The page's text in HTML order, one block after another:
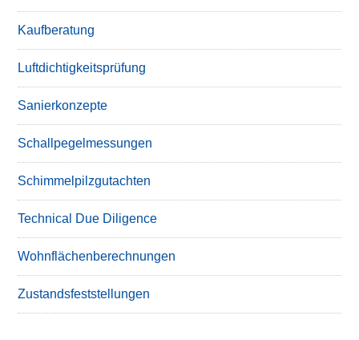
Kaufberatung
Luftdichtigkeitsprüfung
Sanierkonzepte
Schallpegelmessungen
Schimmelpilzgutachten
Technical Due Diligence
Wohnflächenberechnungen
Zustandsfeststellungen